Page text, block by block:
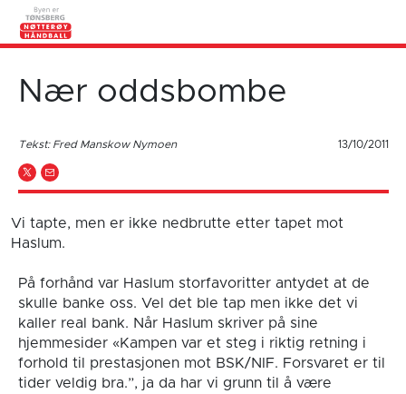
Nær oddsbombe
Tekst: Fred Manskow Nymoen 13/10/2011
Vi tapte, men er ikke nedbrutte etter tapet mot
Haslum.
På forhånd var Haslum storfavoritter antydet at de
skulle banke oss. Vel det ble tap men ikke det vi
kaller real bank. Når Haslum skriver på sine
hjemmesider «Kampen var et steg i riktig retning i
forhold til prestasjonen mot BSK/NIF. Forsvaret er til
tider veldig bra.”, ja da har vi grunn til å være